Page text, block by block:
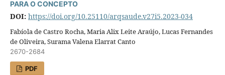
PARA O CONCEPTO
DOI: https://doi.org/10.25110/arqsaude.v27i5.2023-034
Fabíola de Castro Rocha, Maria Alix Leite Araújo, Lucas Fernandes
de Oliveira, Surama Valena Elarrat Canto
2670-2684
PDF